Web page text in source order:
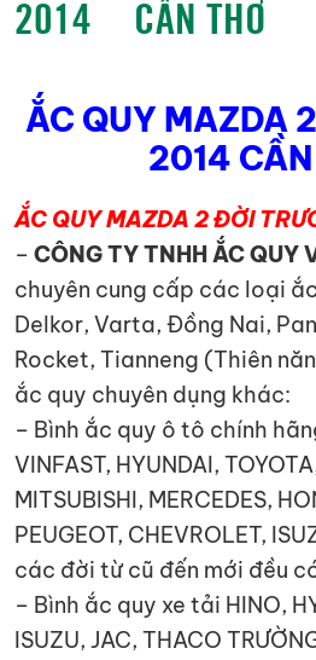
2014 CẦN THƠ
ẮC QUY MAZDA
2014
ẮC QUY MAZDA 2 ĐỜI
– CÔNG TY TNHH ẮC QUY
chuyên cung cấp các loại
Delkor, Varta, Đồng Nai,
Rocket, Tianneng (Thiên
ắc quy chuyên dụng khác:
– Bình ắc quy ô tô chính
VINFAST, HYUNDAI,
MITSUBISHI, MERCEDES,
PEUGEOT, CHEVROLET,
các đời từ cũ đến mới đều
– Bình ắc quy xe tải HINO,
ISUZU, JAC, THACO